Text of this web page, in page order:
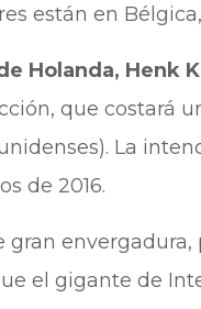
están en
Holanda, Henk
que costará
La
de 2016.
el gigante de